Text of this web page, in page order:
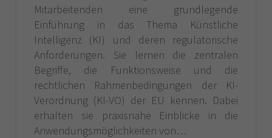
Mitarbeitenden eine grundlegende
Einführung in das Thema Künstliche
Intelligenz (KI) und deren regulatorische
Anforderungen. Sie lernen die zentralen
Begriffe, die Funktionsweise und die
rechtlichen Rahmenbedingungen der KI-
Verordnung (KI-VO) der EU kennen. Dabei
erhalten sie praxisnahe Einblicke in die
Anwendungsmöglichkeiten von…